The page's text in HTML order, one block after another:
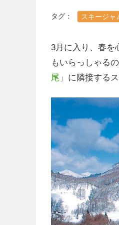
タグ： スキージャ
3月に入り、春を
もいらっしゃる
尾 」に隣接する